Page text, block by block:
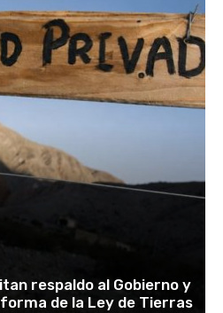
respaldo al Gobierno y
de la Ley de Tierras